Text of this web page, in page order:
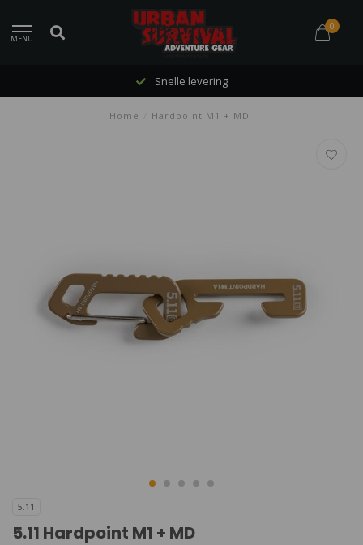
MENU
0
Snelle levering
Home Hardpoint M1 + MD
5.11
5.11 Hardpoint M1 + MD